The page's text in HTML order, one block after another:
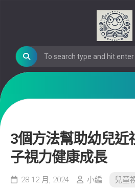
3個方法幫助幼兒近
子視力健康成長
28 12 月, 2024 小編 兒童